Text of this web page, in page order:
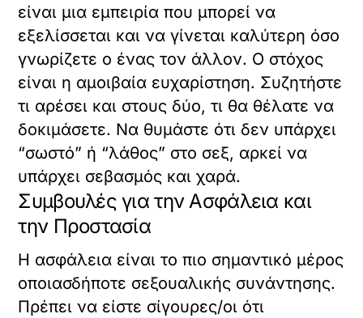
είναι μια εμπειρία που μπορεί να
εξελίσσεται και να γίνεται καλύτερη όσο
γνωρίζετε ο ένας τον άλλον. Ο στόχος
είναι η αμοιβαία ευχαρίστηση. Συζητήστε
τι αρέσει και στους δύο, τι θα θέλατε να
δοκιμάσετε. Να θυμάστε ότι δεν υπάρχει
“σωστό” ή “λάθος” στο σεξ, αρκεί να
υπάρχει σεβασμός και χαρά.
Συμβουλές για την Ασφάλεια και
την Προστασία
Η ασφάλεια είναι το πιο σημαντικό μέρος
οποιασδήποτε σεξουαλικής συνάντησης.
Πρέπει να είστε σίγουρες/οι ότι